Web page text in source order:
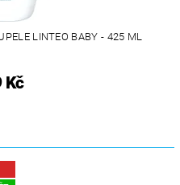
LINTEO BABY - 425 ML
Kč